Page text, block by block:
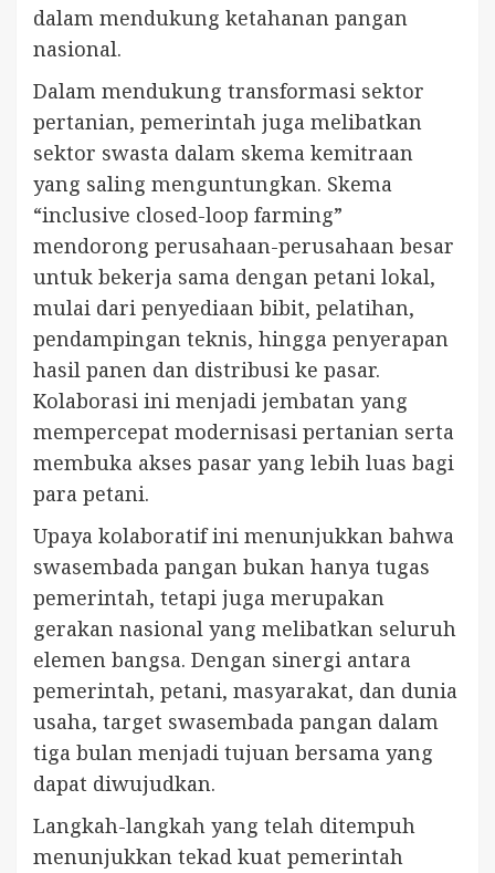
dalam mendukung ketahanan pangan
nasional.
Dalam mendukung transformasi sektor
pertanian, pemerintah juga melibatkan
sektor swasta dalam skema kemitraan
yang saling menguntungkan. Skema
“inclusive closed-loop farming”
mendorong perusahaan-perusahaan besar
untuk bekerja sama dengan petani lokal,
mulai dari penyediaan bibit, pelatihan,
pendampingan teknis, hingga penyerapan
hasil panen dan distribusi ke pasar.
Kolaborasi ini menjadi jembatan yang
mempercepat modernisasi pertanian serta
membuka akses pasar yang lebih luas bagi
para petani.
Upaya kolaboratif ini menunjukkan bahwa
swasembada pangan bukan hanya tugas
pemerintah, tetapi juga merupakan
gerakan nasional yang melibatkan seluruh
elemen bangsa. Dengan sinergi antara
pemerintah, petani, masyarakat, dan dunia
usaha, target swasembada pangan dalam
tiga bulan menjadi tujuan bersama yang
dapat diwujudkan.
Langkah-langkah yang telah ditempuh
menunjukkan tekad kuat pemerintah